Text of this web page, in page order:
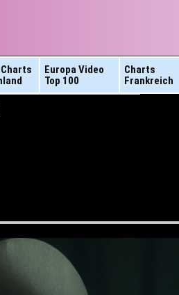
Europa Video
Top 100
Charts
Frankreich